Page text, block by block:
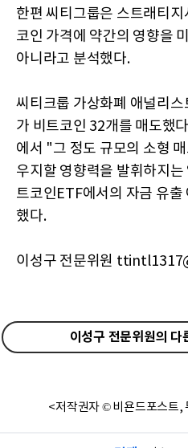
한편 씨티그룹은 스트래티
코인 가격에 약간의 영향을
아니라고 분석했다.
씨티크룹 가상화폐 애널리
가 비트코인 32개를 매도했
에서 "그 정도 규모의 소형
우지할 영향력을 발휘하지
트코인ETF에서의 자금 유
했다.
이성구 전문위원
이성구 전문위원의 다
<저작권자 © 비욘드포스트,